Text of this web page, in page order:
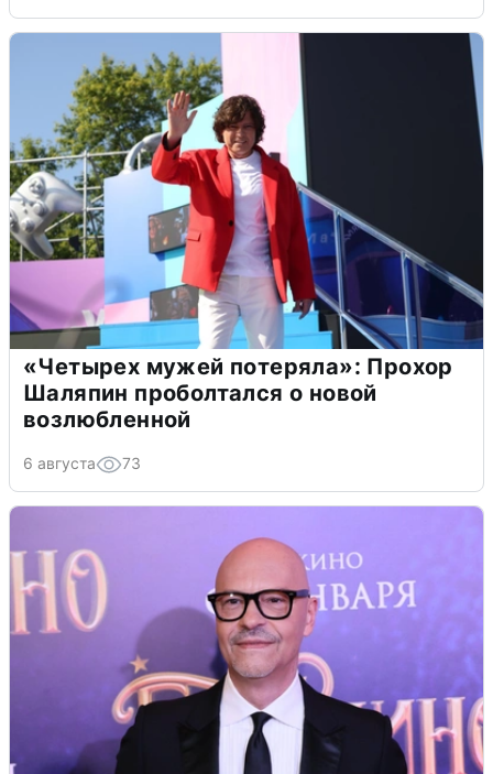
«Четырех мужей потеряла»: Прохор
Шаляпин проболтался о новой
возлюбленной
6 августа 73